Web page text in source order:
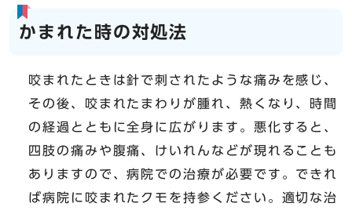
かまれた時の対処法
咬まれたときは針で刺されたような痛みを感じ、
その後、咬まれたまわりが腫れ、熱くなり、時間
の経過とともに全身に広がります。悪化すると、
四肢の痛みや腹痛、けいれんなどが現れることも
ありますので、病院での治療が必要です。できれ
ば病院に咬まれたクモを持参ください。適切な治